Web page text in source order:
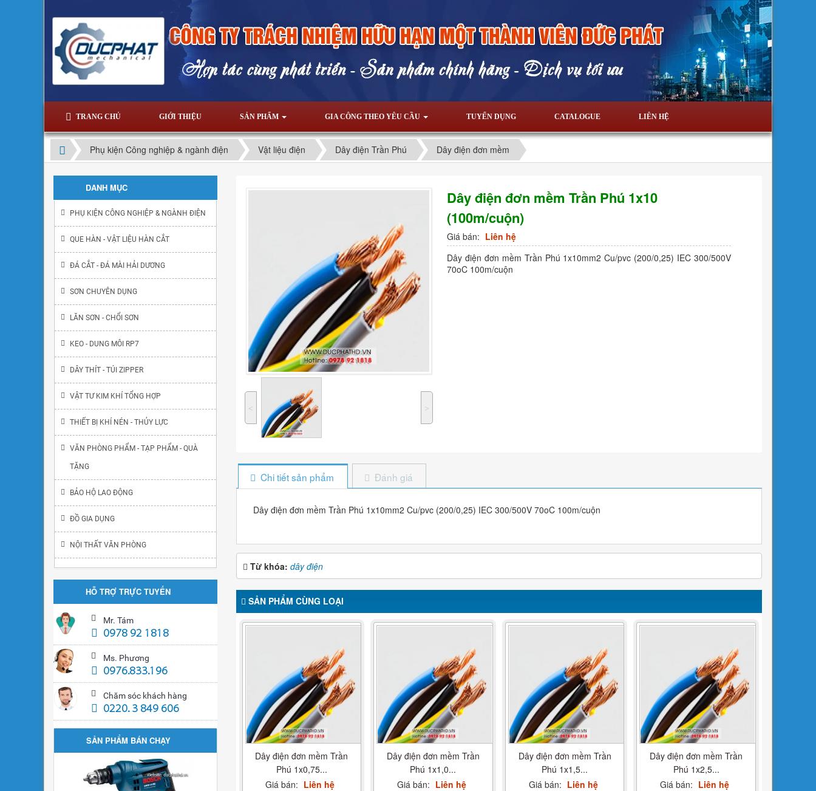
TRANG CHỦ GIỚI THIỆU SẢN PHẨM GIA CÔNG THEO YÊU CẦU TUYỂN DỤNG CATALOGUE LIÊN HỆ
Phụ kiện Công nghiệp & ngành điện Vật liệu điện Dây điện Trần Phú Dây điện đơn mềm
˂ ˃
Dây điện đơn mềm Trần Phú 1x10
(100m/cuộn)
Giá bán: Liên hệ
Dây điện đơn mềm Trần Phú 1x10mm2 Cu/pvc (200/0,25) IEC 300/500V
70oC 100m/cuộn
Chi tiết sản phẩm Đánh giá
Dây điện đơn mềm Trần Phú 1x10mm2 Cu/pvc (200/0,25) IEC 300/500V 70oC 100m/cuộn
Từ khóa: dây điện
SẢN PHẨM CÙNG LOẠI
Dây điện đơn mềm Trần
Phú 1x0,75...
Giá bán: Liên hệ
Dây điện đơn mềm Trần
Phú 1x1,0...
Giá bán: Liên hệ
Dây điện đơn mềm Trần
Phú 1x1,5...
Giá bán: Liên hệ
Dây điện đơn mềm Trần
Phú 1x2,5...
Giá bán: Liên hệ
DANH MỤC
PHỤ KIỆN CÔNG NGHIỆP & NGÀNH ĐIỆN
QUE HÀN - VẬT LIỆU HÀN CẮT
ĐÁ CẮT - ĐÁ MÀI HẢI DƯƠNG
SƠN CHUYÊN DỤNG
LĂN SƠN - CHỔI SƠN
KEO - DUNG MÔI RP7
DÂY THÍT - TÚI ZIPPER
VẬT TƯ KIM KHÍ TỔNG HỢP
THIẾT BỊ KHÍ NÉN - THỦY LỰC
VĂN PHÒNG PHẨM - TẠP PHẨM - QUÀ
TẶNG
BẢO HỘ LAO ĐỘNG
ĐỒ GIA DỤNG
NỘI THẤT VĂN PHÒNG
HỖ TRỢ TRỰC TUYẾN
Mr. Tám
0978 92 1818
Ms. Phương
0976.833.196
Chăm sóc khách hàng
0220. 3 849 606
SẢN PHẨM BÁN CHẠY